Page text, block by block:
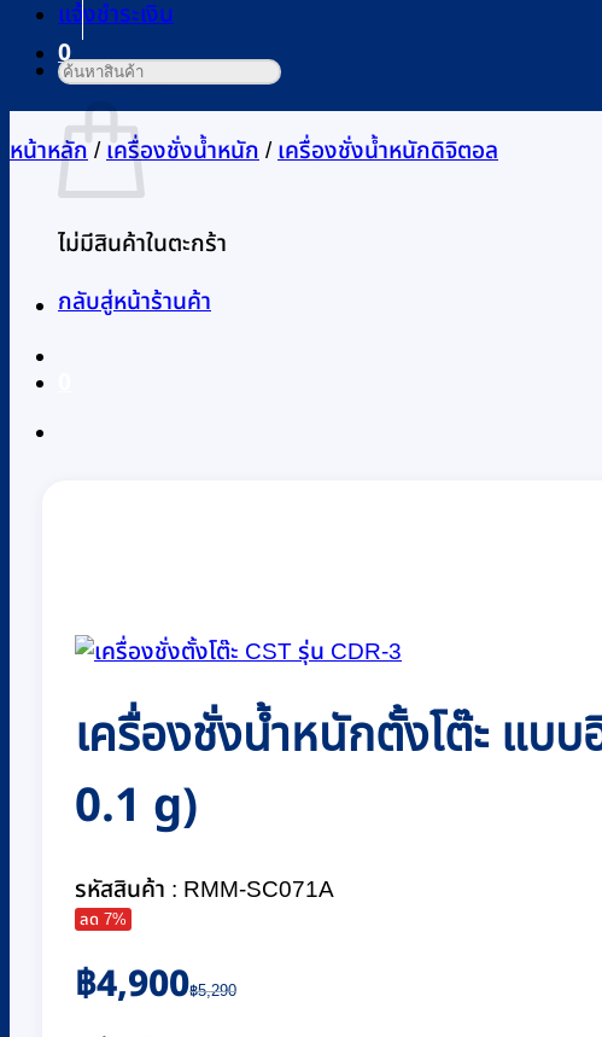
0
ตะกร้าสินค้า
ไม่มีสินค้าในตะกร้า
กลับสู่หน้าร้านค้า
แจ้งชำระเงิน
ค้นหา:
หน้าหลัก / เครื่องชั่งน้ำหนัก / เครื่องชั่งน้ำหนักดิจิตอล
เครื่องชั่งน้ำหนักตั้งโต๊ะ แบ
0.1 g)
รหัสสินค้า : RMM-SC071A
ลด 7%
฿5,290
Original
price
฿4,900
Current
price